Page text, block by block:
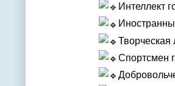
Интеллект
Творческая
Спортсмен